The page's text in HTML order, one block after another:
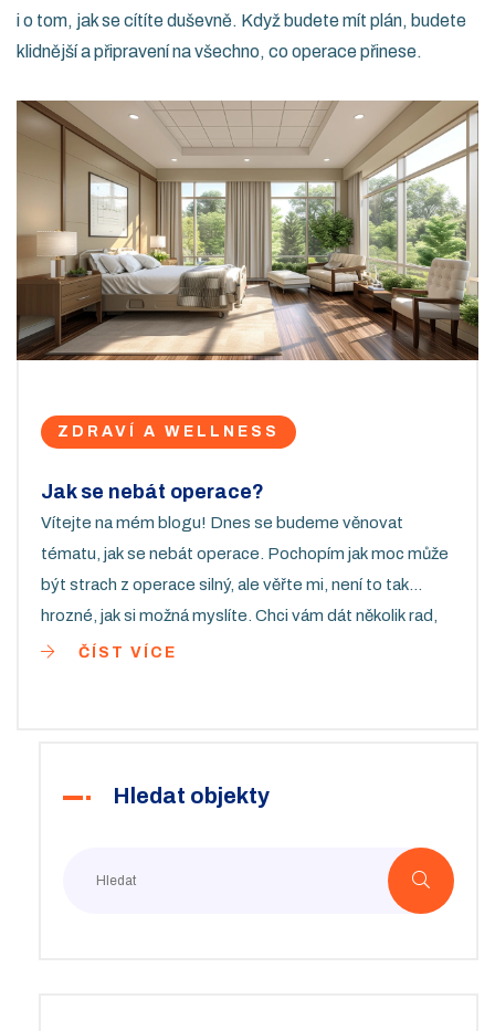
i o tom, jak se cítíte duševně. Když budete mít plán, budete
klidnější a připravení na všechno, co operace přinese.
ZDRAVÍ A WELLNESS
Jak se nebát operace?
Vítejte na mém blogu! Dnes se budeme věnovat
tématu, jak se nebát operace. Pochopím jak moc může
být strach z operace silný, ale věřte mi, není to tak
hrozné, jak si možná myslíte. Chci vám dát několik rad,
jak se na operaci dobře připravit a smířit se s
ČÍST VÍCE
Hledat objekty